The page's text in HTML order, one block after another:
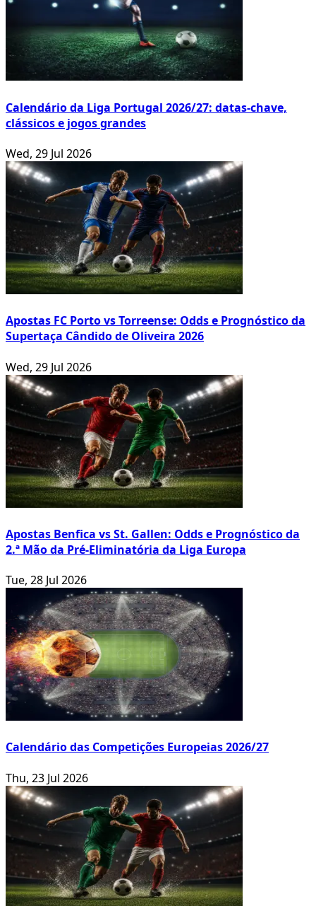
Calendário da Liga Portugal 2026/27: datas-chave,
clássicos e jogos grandes
Wed, 29 Jul 2026
Apostas FC Porto vs Torreense: Odds e Prognóstico da
Supertaça Cândido de Oliveira 2026
Wed, 29 Jul 2026
Apostas Benfica vs St. Gallen: Odds e Prognóstico da
2.ª Mão da Pré-Eliminatória da Liga Europa
Tue, 28 Jul 2026
Calendário das Competições Europeias 2026/27
Thu, 23 Jul 2026